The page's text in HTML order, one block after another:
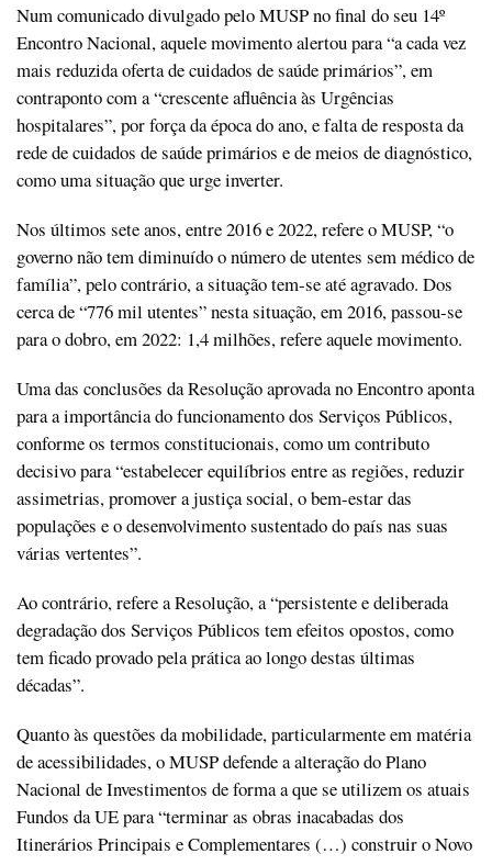
Num comunicado divulgado pelo MUSP no final do seu 14º
Encontro Nacional, aquele movimento alertou para “a cada vez
mais reduzida oferta de cuidados de saúde primários”, em
contraponto com a “crescente afluência às Urgências
hospitalares”, por força da época do ano, e falta de resposta da
rede de cuidados de saúde primários e de meios de diagnóstico,
como uma situação que urge inverter.
Nos últimos sete anos, entre 2016 e 2022, refere o MUSP, “o
governo não tem diminuído o número de utentes sem médico de
família”, pelo contrário, a situação tem-se até agravado. Dos
cerca de “776 mil utentes” nesta situação, em 2016, passou-se
para o dobro, em 2022: 1,4 milhões, refere aquele movimento.
Uma das conclusões da Resolução aprovada no Encontro aponta
para a importância do funcionamento dos Serviços Públicos,
conforme os termos constitucionais, como um contributo
decisivo para “estabelecer equilíbrios entre as regiões, reduzir
assimetrias, promover a justiça social, o bem-estar das
populações e o desenvolvimento sustentado do país nas suas
várias vertentes”.
Ao contrário, refere a Resolução, a “persistente e deliberada
degradação dos Serviços Públicos tem efeitos opostos, como
tem ficado provado pela prática ao longo destas últimas
décadas”.
Quanto às questões da mobilidade, particularmente em matéria
de acessibilidades, o MUSP defende a alteração do Plano
Nacional de Investimentos de forma a que se utilizem os atuais
Fundos da UE para “terminar as obras inacabadas dos
Itinerários Principais e Complementares (…) construir o Novo